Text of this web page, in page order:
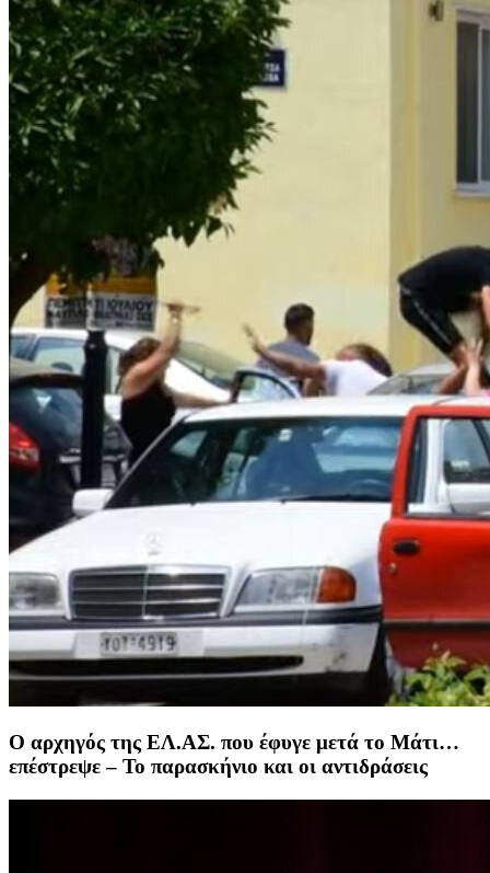
Ο αρχηγός της ΕΛ.ΑΣ. που έφυγε μετά το Μάτι…
επέστρεψε – Το παρασκήνιο και οι αντιδράσεις